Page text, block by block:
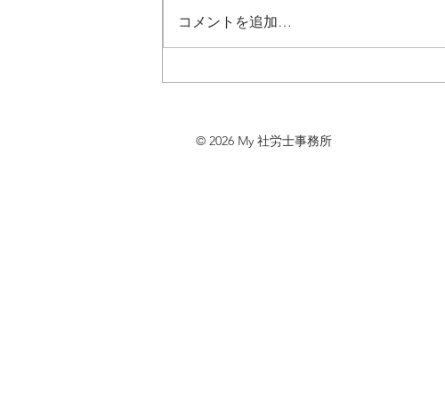
コメントを追加…
© 2026 My 社労士事務所